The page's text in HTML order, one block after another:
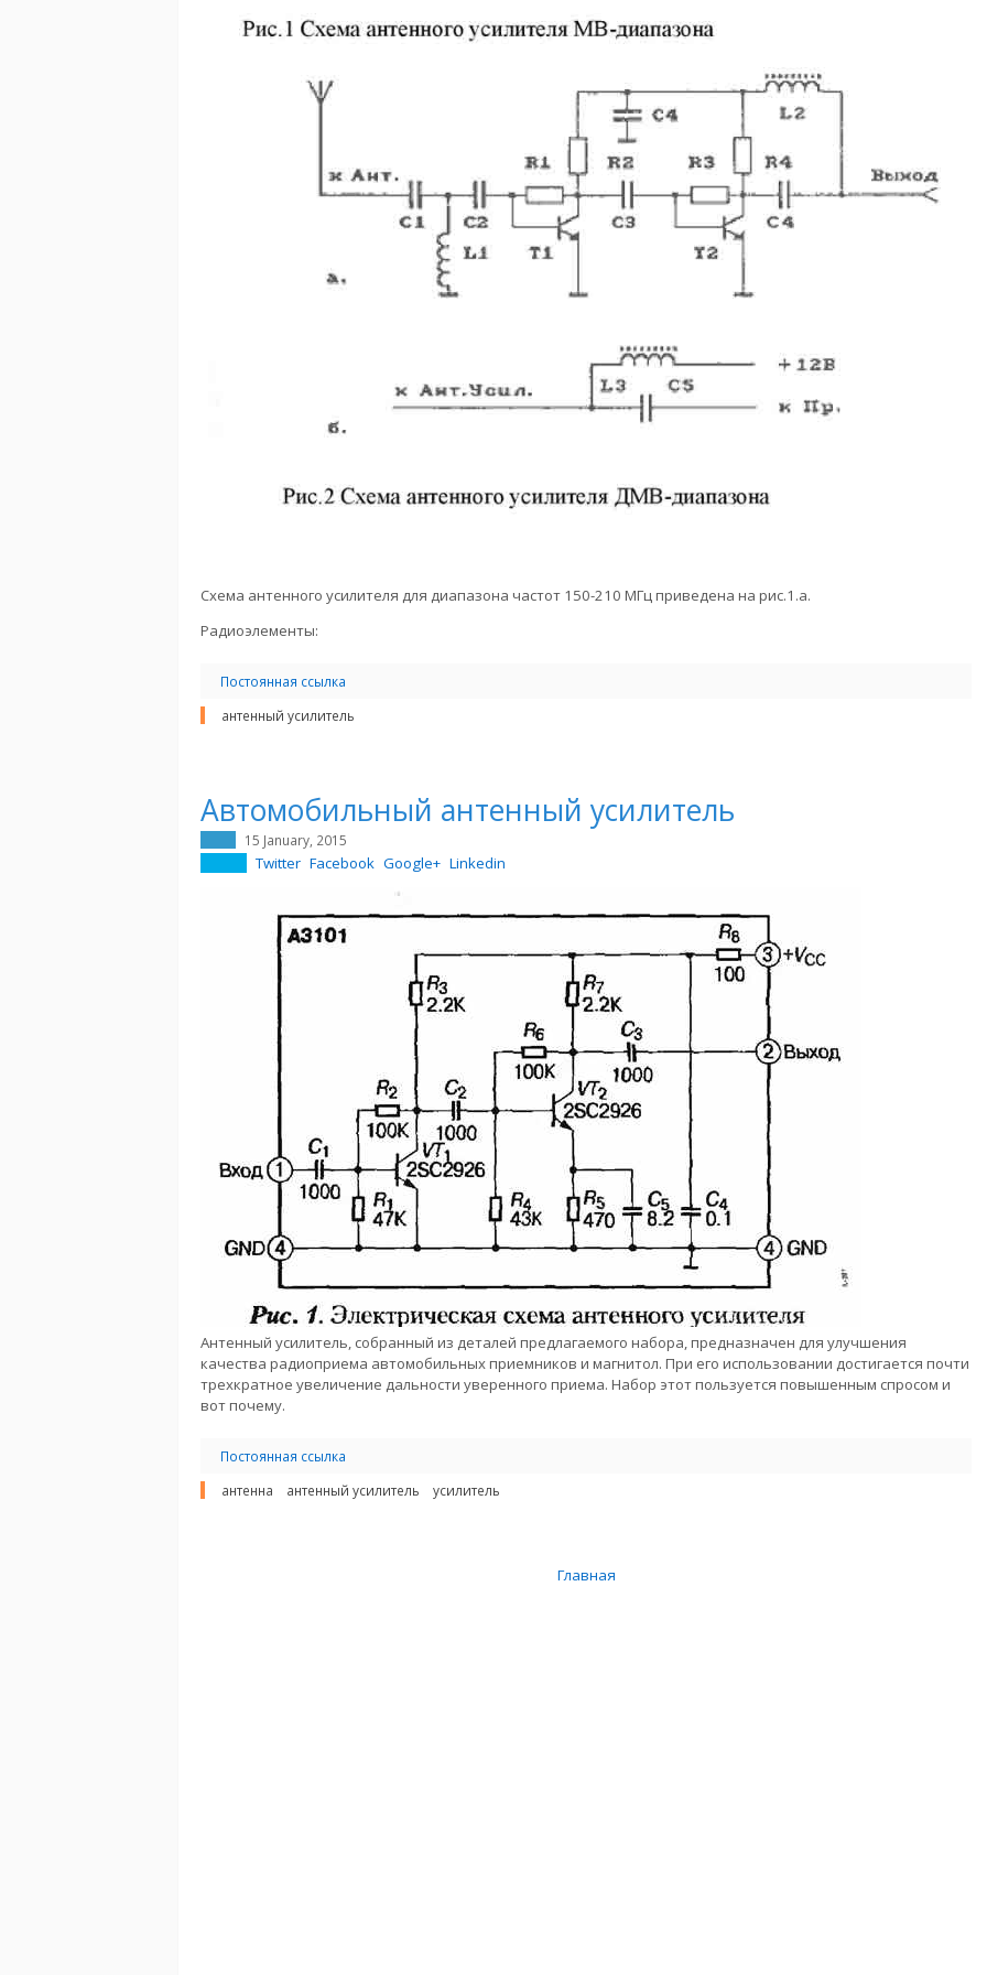
Схема антенного усилителя для диапазона частот 150-210 МГц приведена на рис.1.а.
Радиоэлементы:
Постоянная ссылка
антенный усилитель
Автомобильный антенный усилитель
15 January, 2015
Twitter Facebook Google+ Linkedin
Антенный усилитель, собранный из деталей предлагаемого набора, предназначен для улучшения
качества радиоприема автомобильных приемников и магнитол. При его использовании достигается почти
трехкратное увеличение дальности уверенного приема. Набор этот пользуется повышенным спросом и
вот почему.
Постоянная ссылка
антенна
антенный усилитель усилитель
Главная